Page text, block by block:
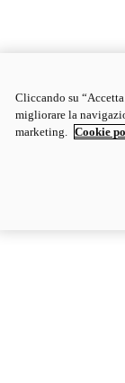
Cliccando su
migliorare la
marketing.
Cookie